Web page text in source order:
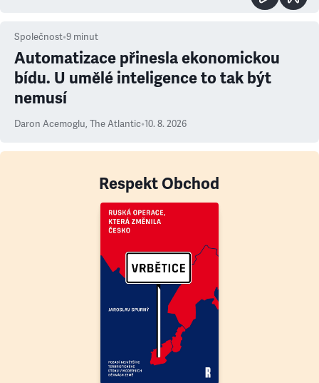
Společnost•9 minut
Automatizace přinesla ekonomickou
bídu. U umělé inteligence to tak být
nemusí
Daron Acemoglu, The Atlantic•10. 8. 2026
Respekt Obchod